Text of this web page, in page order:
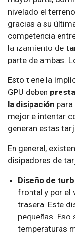
nivelado el
gracias a su
competencia
lanzamiento de
parte de ambas.
Esto tiene la
GPU deben
la disipación
mejor e intentar
generan estas
En general,
disipadores de
Diseño de
frontal y por el
trasera. Este
pequeñas. Eso
temperaturas